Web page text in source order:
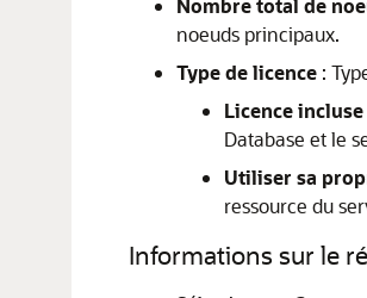
Nombre total de
noeuds principaux.
Type de licence :
Licence incluse
Database et le
Utiliser sa
ressource du
Informations sur le